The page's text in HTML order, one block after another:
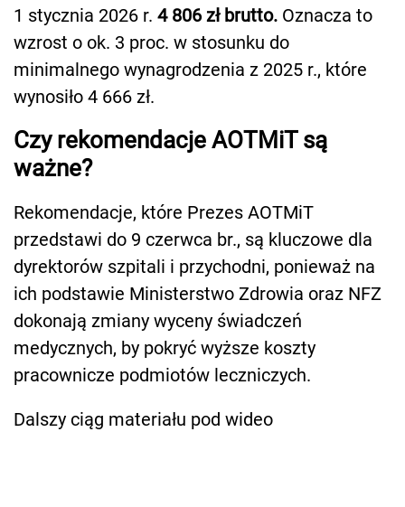
1 stycznia 2026 r. 4 806 zł brutto. Oznacza to
wzrost o ok. 3 proc. w stosunku do
minimalnego wynagrodzenia z 2025 r., które
wynosiło 4 666 zł.
Czy rekomendacje AOTMiT są
ważne?
Rekomendacje, które Prezes AOTMiT
przedstawi do 9 czerwca br., są kluczowe dla
dyrektorów szpitali i przychodni, ponieważ na
ich podstawie Ministerstwo Zdrowia oraz NFZ
dokonają zmiany wyceny świadczeń
medycznych, by pokryć wyższe koszty
pracownicze podmiotów leczniczych.
Dalszy ciąg materiału pod wideo